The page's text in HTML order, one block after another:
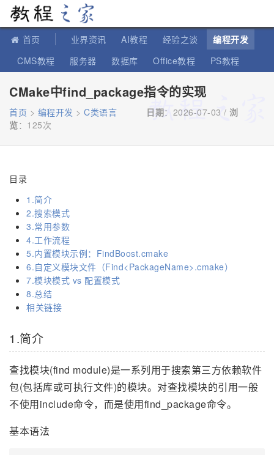
首页 业界资讯 AI教程 经验之谈
编程开发
CMS教程
服务器 数据库 Office教程
PS教程
CMake中find_package指令的实现
首页 > 编程开发 > C类语言 日期：2026-07-03 / 浏
览： 125次
目录
1.简介
2.搜索模式
3.常用参数
4.工作流程
5.内置模块示例：FindBoost.cmake
6.自定义模块文件（Find<PackageName>.cmake）
7.模块模式 vs 配置模式
8.总结
相关链接
1.简介
查找模块(find module)是一系列用于搜索第三方依赖软件
包(包括库或可执行文件)的模块。对查找模块的引用一般
不使用include命令，而是使用find_package命令。
基本语法